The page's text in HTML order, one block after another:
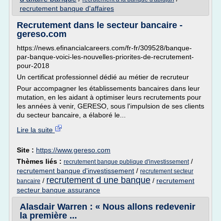
recrutement banque d'affaires
Recrutement dans le secteur bancaire -
gereso.com
https://news.efinancialcareers.com/fr-fr/309528/banque-
par-banque-voici-les-nouvelles-priorites-de-recrutement-
pour-2018
Un certificat professionnel dédié au métier de recruteur
Pour accompagner les établissements bancaires dans leur
mutation, en les aidant à optimiser leurs recrutements pour
les années à venir, GERESO, sous l'impulsion de ses clients
du secteur bancaire, a élaboré le...
Lire la suite
Site : https://www.gereso.com
Thèmes liés : recrutement banque publique d'investissement/
recrutement banque d'investissement / recrutement secteur
bancaire / recrutement d une banque / recrutement
secteur banque assurance
Alasdair Warren : « Nous allons redevenir
la première ...